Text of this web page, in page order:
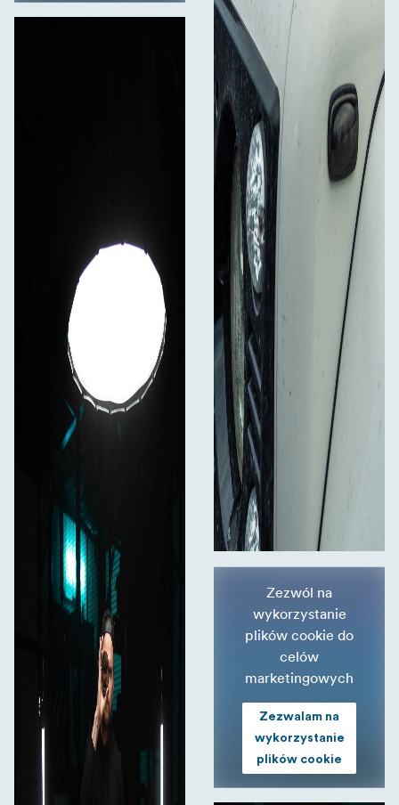
Zezwól na
wykorzystanie
plików cookie do
celów
marketingowych
Zezwalam na
wykorzystanie
plików cookie